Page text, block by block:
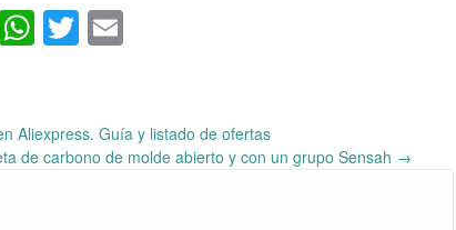
WhatsApp
Twitter
Email
Aliexpress. Guía y listado de ofertas
de carbono de molde abierto y con un grupo Sensah →